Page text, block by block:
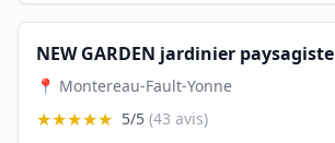
NEW GARDEN jardinier paysagiste
📍 Montereau-Fault-Yonne
★★★★★ 5/5 (43 avis)